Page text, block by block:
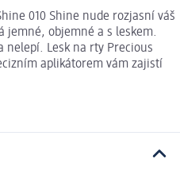
010 Shine nude rozjasní váš
jemné, objemné a s leskem.
nelepí. Lesk na rty Precious
aplikátorem vám zajistí